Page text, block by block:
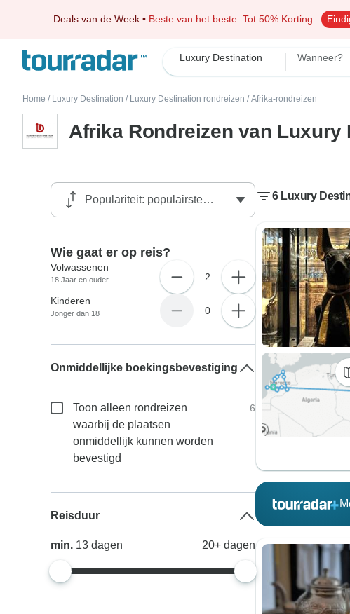
Deals van de Week • Beste van het beste Tot 50% Korting
Luxury Destination Wanneer?
Home / Luxury Destination / Luxury Destination rondreizen / Afrika-rondreizen
Afrika Rondreizen van Luxury
6 Luxury
Wie gaat er op reis?
Volwassenen
18 Jaar en ouder 2
Kinderen
Jonger dan 18 0
Onmiddellijke boekingsbevestiging
Toon alleen rondreizen
waarbij de plaatsen
onmiddellijk kunnen worden
bevestigd
6
Reisduur
min. 13dagen 20+ dagen